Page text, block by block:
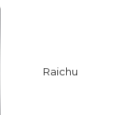
Raichu